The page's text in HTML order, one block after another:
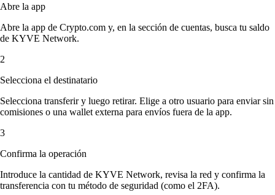
Abre la app
Abre la app de Crypto.com y, en la sección de cuentas, busca tu saldo
de KYVE Network.
2
Selecciona el destinatario
Selecciona transferir y luego retirar. Elige a otro usuario para enviar sin
comisiones o una wallet externa para envíos fuera de la app.
3
Confirma la operación
Introduce la cantidad de KYVE Network, revisa la red y confirma la
transferencia con tu método de seguridad (como el 2FA).